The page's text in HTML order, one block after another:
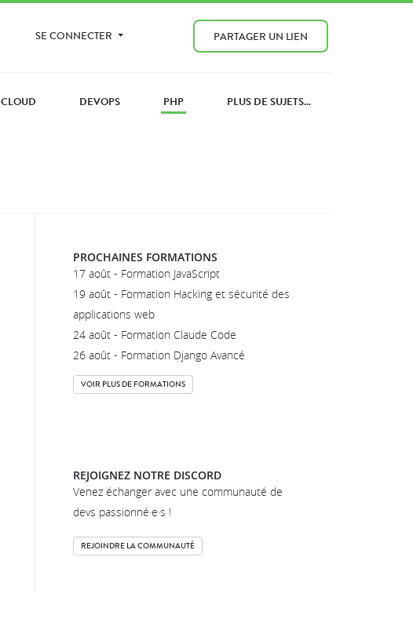
SE CONNECTER PARTAGER UN LIEN
CLOUD DEVOPS PHP PLUS DE SUJETS...
PROCHAINES FORMATIONS
17 août - Formation JavaScript
19 août - Formation Hacking et sécurité des
applications web
24 août - Formation Claude Code
26 août - Formation Django Avancé
VOIR PLUS DE FORMATIONS
REJOIGNEZ NOTRE DISCORD
Venez échanger avec une communauté de
devs passionné·e·s !
REJOINDRE LA COMMUNAUTÉ